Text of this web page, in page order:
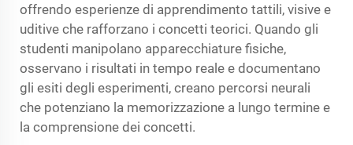
offrendo esperienze di apprendimento tattili, visive e
uditive che rafforzano i concetti teorici. Quando gli
studenti manipolano apparecchiature fisiche,
osservano i risultati in tempo reale e documentano
gli esiti degli esperimenti, creano percorsi neurali
che potenziano la memorizzazione a lungo termine e
la comprensione dei concetti.